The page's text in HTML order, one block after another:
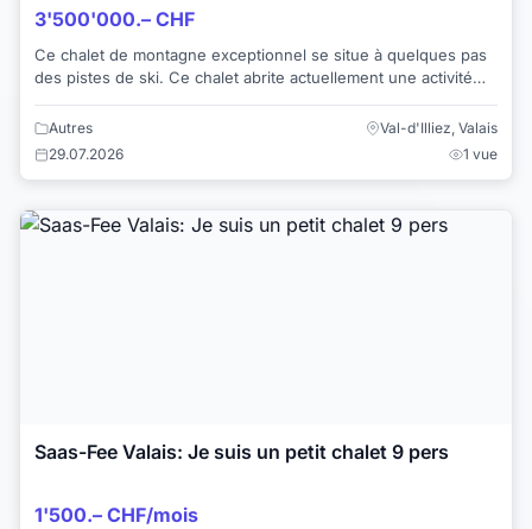
3'500'000.– CHF
Ce chalet de montagne exceptionnel se situe à quelques pas
des pistes de ski. Ce chalet abrite actuellement une activité
Autres
Val-d'Illiez, Valais
29.07.2026
1 vue
Saas-Fee Valais: Je suis un petit chalet 9 pers
1'500.– CHF/mois